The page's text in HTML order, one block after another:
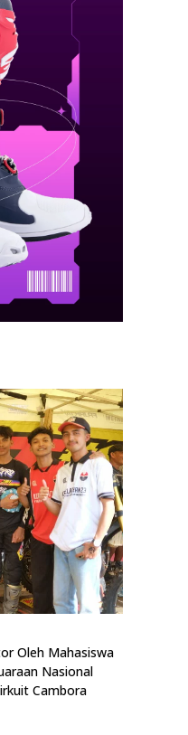
Oleh Mahasiswa
Nasional
Cambora